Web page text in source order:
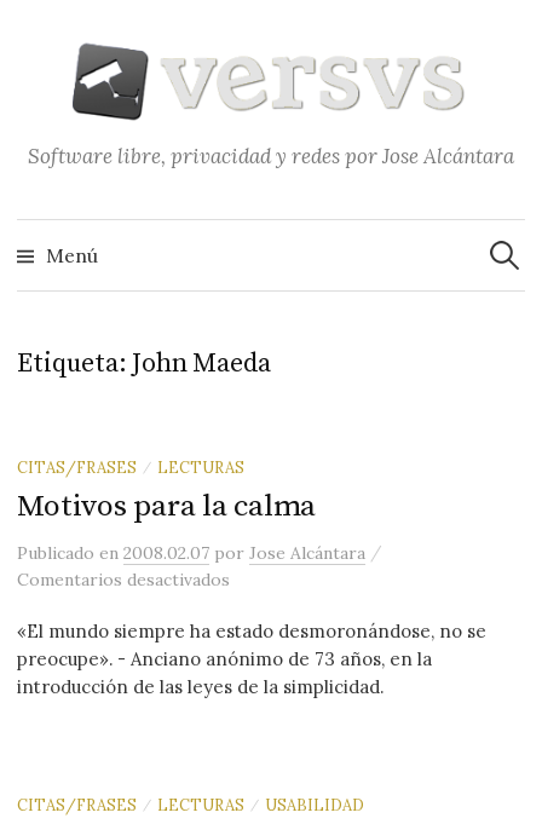
contenido
Software libre, privacidad y redes por Jose Alcántara
Menú
Etiqueta: John Maeda
CITAS/FRASES / LECTURAS
Motivos para la calma
Publicadoen2008.02.07 porJose Alcántara /
Comentarios desactivados
«El mundo siempre ha estado desmoronándose, no se
preocupe». - Anciano anónimo de 73 años, en la
introducción de las leyes de la simplicidad.
CITAS/FRASES / LECTURAS / USABILIDAD